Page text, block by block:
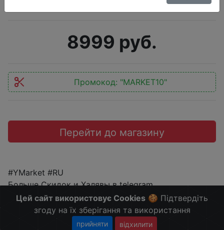
8999 руб.
Промокод: "MARKET10"
Перейти до магазину
#YMarket #RU
Больше Скидок и Халявы в telegram
t.me/%2B8jHVizJO6XY3M2Qy
Цей сайт використовує Cookies 🍪 Підтвердіть
згоду на їх зберігання та використання
прийняти відхилити